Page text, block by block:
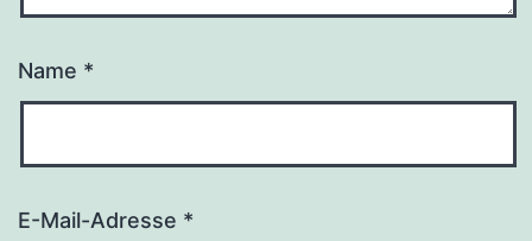
Name *
E-Mail-Adresse *